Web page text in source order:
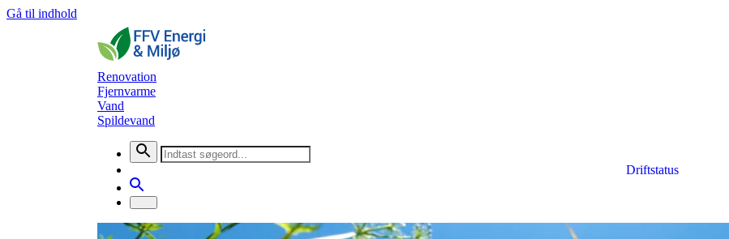
Gå til indhold
Renovation
Fjernvarme
Vand
Spildevand
Driftstatus
Nyheder